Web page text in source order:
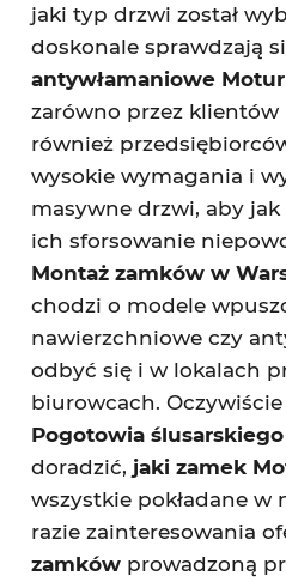
jaki typ drzwi został
doskonale sprawdzają
antywłamaniowe
zarówno przez
również
wysokie wymagania i
masywne drzwi, aby
ich sforsowanie
Montaż zamków w
chodzi o modele
nawierzchniowe czy
odbyć się i w lokalach
biurowcach.
Pogotowia ślusarskiego
doradzić, jaki zamek
wszystkie pokładane w
razie zainteresowania
zamkówprowadzoną